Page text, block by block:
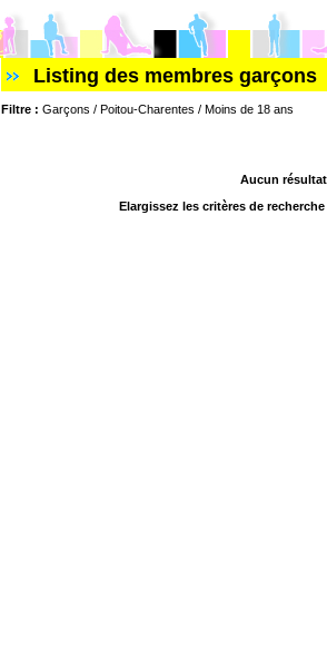
Listing des membres garçons
Filtre : Garçons / Poitou-Charentes / Moins de 18 ans
Aucun
Elargissez les critères de